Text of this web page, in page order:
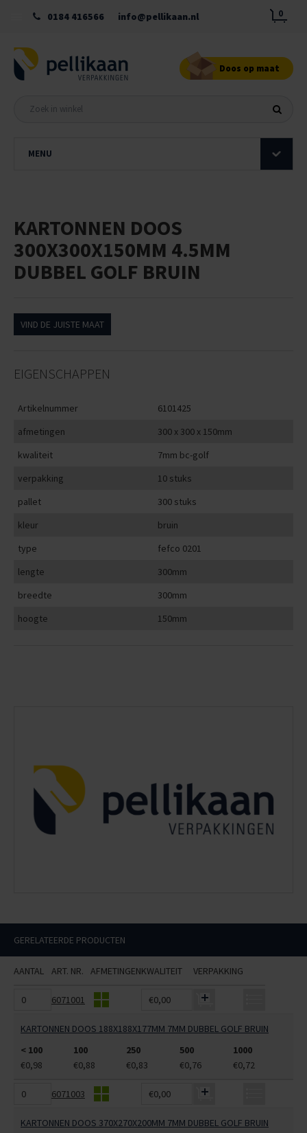
0184 416566 info@pellikaan.nl 0
Doos op maat
MENU
KARTONNEN DOOS
300X300X150MM 4.5MM
DUBBEL GOLF BRUIN
VIND DE JUISTE MAAT
EIGENSCHAPPEN
Artikelnummer
6101425
afmetingen
300 x 300 x 150mm
kwaliteit
7mm bc-golf
verpakking
10 stuks
pallet
300 stuks
kleur
bruin
type
fefco 0201
lengte
300mm
breedte
300mm
hoogte
150mm
GERELATEERDE PRODUCTEN
AANTAL ART. NR. AFMETINGENKWALITEIT VERPAKKING
6071001 €0,00
KARTONNEN DOOS 188X188X177MM 7MM DUBBEL GOLF BRUIN
< 100
100 250 500
1000
€0,98
€0,88 €0,83 €0,76 €0,72
6071003 €0,00
KARTONNEN DOOS 370X270X200MM 7MM DUBBEL GOLF BRUIN